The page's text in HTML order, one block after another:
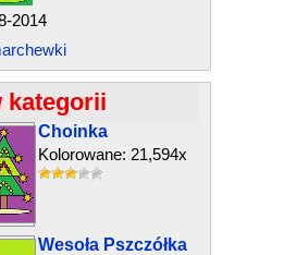
2014
kategorii
Choinka
Kolorowane: 21,594x
Wesoła Pszczółka